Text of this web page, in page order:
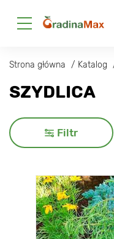
Strona główna Katalog
SZYDLICA
Filtr